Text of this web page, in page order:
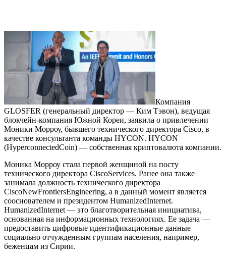
Компания
GLOSFER (генеральный директор — Ким Тэвон), ведущая
блокчейн-компания Южной Кореи, заявила о привлечении
Моники Морроу, бывшего технического директора Cisco, в
качестве консультанта команды HYCON. HYCON
(HyperconnectedCoin) — собственная криптовалюта компании.
Моника Морроу стала первой женщиной на посту
технического директора CiscoServices. Ранее она также
занимала должность технического директора
CiscoNewFrontiersEngineering, а в данный момент является
сооснователем и президентом HumanizedInternet.
HumanizedInternet — это благотворительная инициатива,
основанная на информационных технологиях. Ее задача —
предоставить цифровые идентификационные данные
социально отчужденным группам населения, например,
беженцам из Сирии.